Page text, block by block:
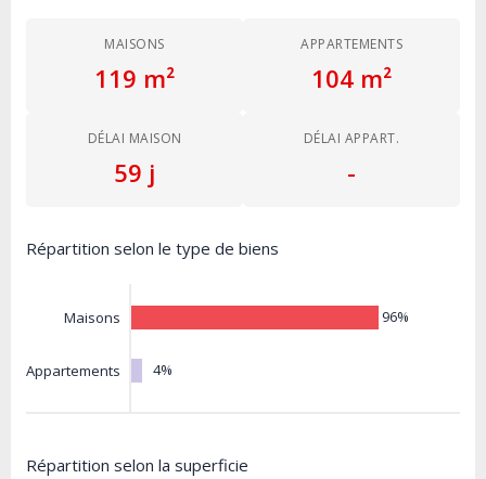
MAISONS
119 m²
APPARTEMENTS
104 m²
DÉLAI MAISON
59 j
DÉLAI APPART.
-
Répartition selon le type de biens
Maisons
Appartements
96%
4%
Répartition selon la superficie